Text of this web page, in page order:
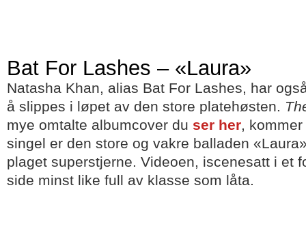
Bat For Lashes – «Laura»
Natasha Khan, alias Bat For Lashes, har
å slippes i løpet av den store platehøsten.
mye omtalte albumcover du ser her,
singel er den store og vakre balladen
plaget superstjerne. Videoen, iscenesatt i et
side minst like full av klasse som låta.